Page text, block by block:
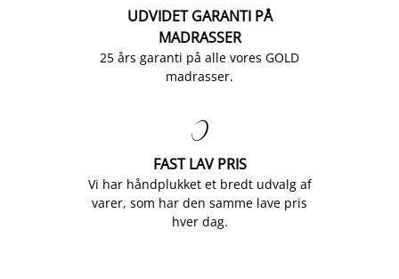
UDVIDET GARANTI PÅ
MADRASSER
25 års garanti på alle vores GOLD
madrasser.

FAST LAV PRIS
Vi har håndplukket et bredt udvalg af
varer, som har den samme lave pris
hver dag.